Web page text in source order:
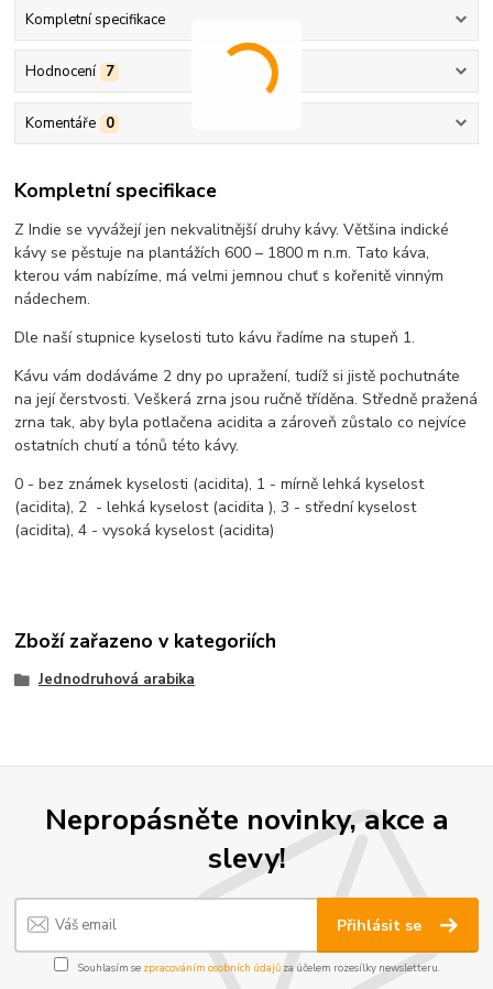
Kompletní specifikace
Hodnocení 7
Komentáře 0
Kompletní specifikace
Z Indie se vyvážejí jen nekvalitnější druhy kávy. Většina indické
kávy se pěstuje na plantážích 600 – 1800 m n.m. Tato káva,
kterou vám nabízíme, má velmi jemnou chuť s kořenitě vinným
nádechem.
Dle naší stupnice kyselosti tuto kávu řadíme na stupeň 1.
Kávu vám dodáváme 2 dny po upražení, tudíž si jistě pochutnáte
na její čerstvosti. Veškerá zrna jsou ručně tříděna. Středně pražená
zrna tak, aby byla potlačena acidita a zároveň zůstalo co nejvíce
ostatních chutí a tónů této kávy.
0 - bez známek kyselosti (acidita), 1 - mírně lehká kyselost
(acidita), 2 - lehká kyselost (acidita ), 3 - střední kyselost
(acidita), 4 - vysoká kyselost (acidita)
Zboží zařazeno v kategoriích
Jednodruhová arabika
Nepropásněte novinky, akce a
slevy!
Přihlásit se
Souhlasím se zpracováním osobních údajůza účelem rozesílky newsletteru.